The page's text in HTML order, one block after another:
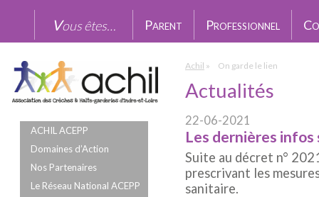
Vous êtes… PARENT PROFESSIONNEL C
ACHIL ACEPP
Domaines d’Action
Nos Partenaires
Le Réseau National ACEPP
Achil » On garde le lien
Actualités
22-06-2021
Les dernières
Suite au décret n°
prescrivant les
sanitaire.